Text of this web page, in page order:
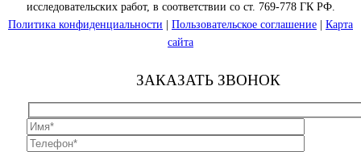
исследовательских работ, в соответствии со ст. 769-778 ГК РФ.
Политика конфиденциальности
Пользовательское соглашение
Карта
сайта
ЗАКАЗАТЬ ЗВОНОК